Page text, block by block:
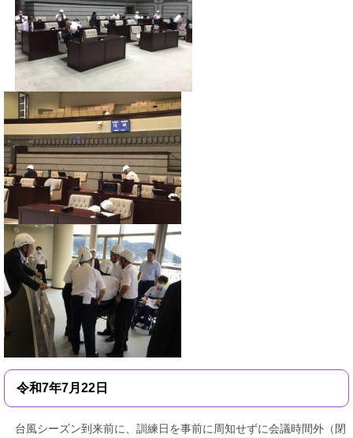
令和7年7月22日
台風シーズン到来前に、訓練日を事前に周知せずに会議時間外（閉